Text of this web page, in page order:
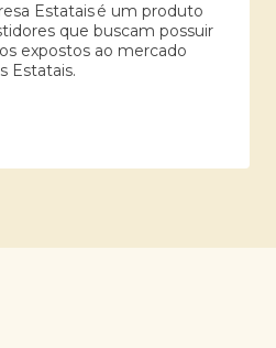
Estatais é um produto
que buscam possuir
expostos ao mercado
Estatais.